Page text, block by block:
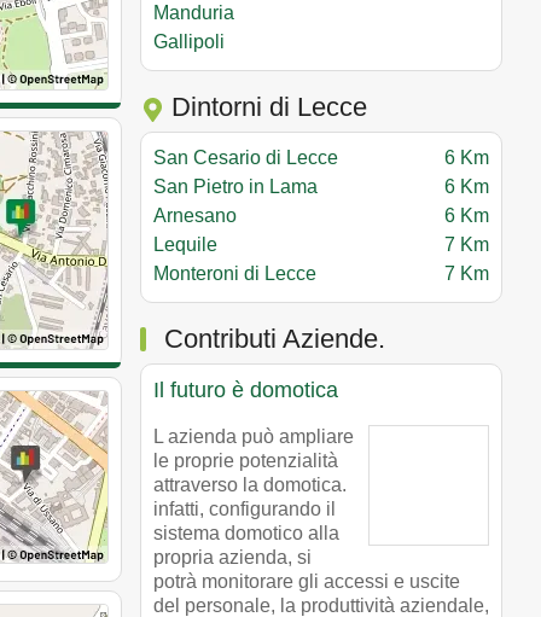
Manduria
Gallipoli
Dintorni di Lecce
San Cesario di Lecce
6 Km
San Pietro in Lama
6 Km
Arnesano
6 Km
Lequile
7 Km
Monteroni di Lecce
7 Km
Contributi Aziende.
Il futuro è domotica
L azienda può ampliare
le proprie potenzialità
attraverso la domotica.
infatti, configurando il
sistema domotico alla
propria azienda, si
potrà monitorare gli accessi e uscite
del personale, la produttività aziendale,